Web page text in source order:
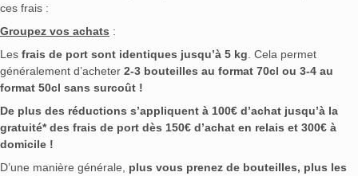
ces frais :
Groupez vos achats :
Les frais de port sont identiques jusqu’à 5 kg . Cela permet
généralement d’acheter 2-3 bouteilles au format 70cl ou 3-4 au
format 50cl sans surcoût !
De plus des réductions s’appliquent à 100€ d’achat jusqu’à la
gratuité* des frais de port dès 150€ d’achat en relais et 300€ à
domicile !
D’une manière générale, plus vous prenez de bouteilles, plus les